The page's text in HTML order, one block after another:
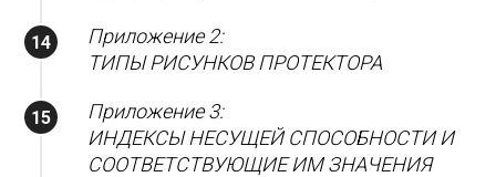
Приложение 2:
ТИПЫ РИСУНКОВ ПРОТЕКТОРА
Приложение 3:
ИНДЕКСЫ НЕСУЩЕЙ СПОСОБНОСТИ И
СООТВЕТСТВУЮЩИЕ ИМ ЗНАЧЕНИЯ